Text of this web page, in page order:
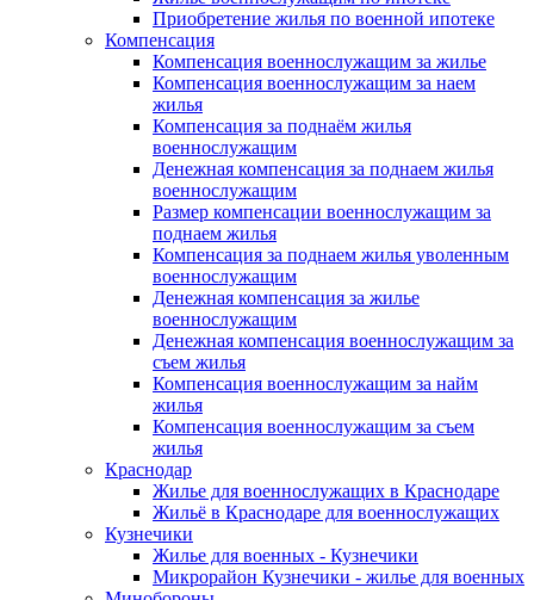
Приобретение жилья по военной ипотеке
Компенсация
Компенсация военнослужащим за жилье
Компенсация военнослужащим за наем
жилья
Компенсация за поднаём жилья
военнослужащим
Денежная компенсация за поднаем жилья
военнослужащим
Размер компенсации военнослужащим за
поднаем жилья
Компенсация за поднаем жилья уволенным
военнослужащим
Денежная компенсация за жилье
военнослужащим
Денежная компенсация военнослужащим за
съем жилья
Компенсация военнослужащим за найм
жилья
Компенсация военнослужащим за съем
жилья
Краснодар
Жилье для военнослужащих в Краснодаре
Жильё в Краснодаре для военнослужащих
Кузнечики
Жилье для военных - Кузнечики
Микрорайон Кузнечики - жилье для военных